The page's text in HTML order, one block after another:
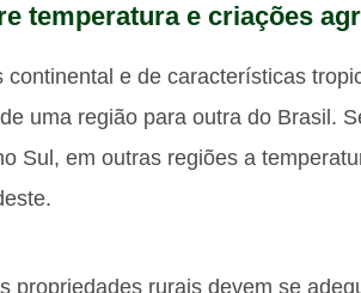
temperatura e criações
continental e de características
uma região para outra do Brasil.
Sul, em outras regiões a
propriedades rurais devem se